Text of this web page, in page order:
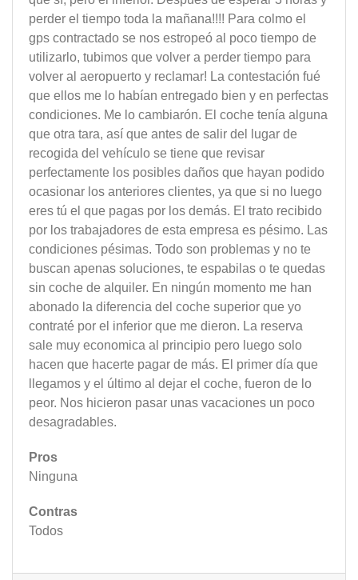
perder el tiempo toda la mañana!!!! Para colmo el
gps contractado se nos estropeó al poco tiempo de
utilizarlo, tubimos que volver a perder tiempo para
volver al aeropuerto y reclamar! La contestación fué
que ellos me lo habían entregado bien y en perfectas
condiciones. Me lo cambiarón. El coche tenía alguna
que otra tara, así que antes de salir del lugar de
recogida del vehículo se tiene que revisar
perfectamente los posibles daños que hayan podido
ocasionar los anteriores clientes, ya que si no luego
eres tú el que pagas por los demás. El trato recibido
por los trabajadores de esta empresa es pésimo. Las
condiciones pésimas. Todo son problemas y no te
buscan apenas soluciones, te espabilas o te quedas
sin coche de alquiler. En ningún momento me han
abonado la diferencia del coche superior que yo
contraté por el inferior que me dieron. La reserva
sale muy economica al principio pero luego solo
hacen que hacerte pagar de más. El primer día que
llegamos y el último al dejar el coche, fueron de lo
peor. Nos hicieron pasar unas vacaciones un poco
desagradables.
Pros
Ninguna
Contras
Todos